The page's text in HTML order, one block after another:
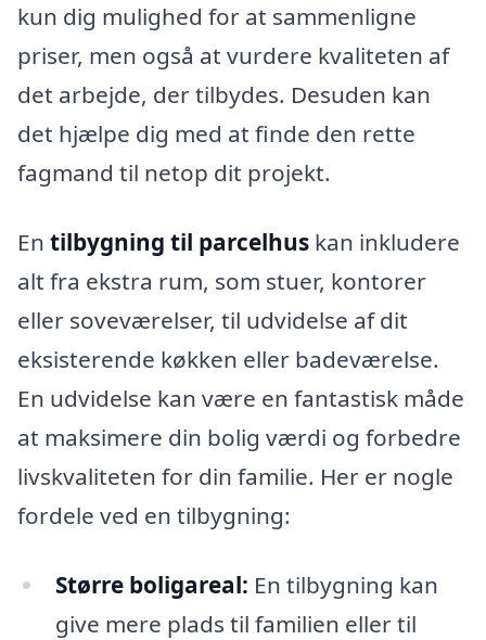
kun dig mulighed for at sammenligne
priser, men også at vurdere kvaliteten af
det arbejde, der tilbydes. Desuden kan
det hjælpe dig med at finde den rette
fagmand til netop dit projekt.
En tilbygning til parcelhus kan inkludere
alt fra ekstra rum, som stuer, kontorer
eller soveværelser, til udvidelse af dit
eksisterende køkken eller badeværelse.
En udvidelse kan være en fantastisk måde
at maksimere din bolig værdi og forbedre
livskvaliteten for din familie. Her er nogle
fordele ved en tilbygning:
Større boligareal: En tilbygning kan
give mere plads til familien eller til